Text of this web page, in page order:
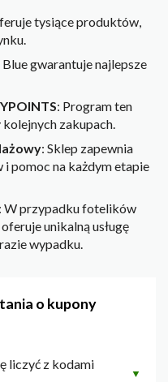
tysiące produktów,
Blue gwarantuje najlepsze
: Program ten
zakupach.
: Sklep zapewnia
pomoc na każdym etapie
: W przypadku fotelików
unikalną usługę
wypadku.
o kupony
liczyć z kodami
▼